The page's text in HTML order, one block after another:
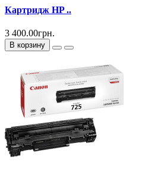
Картридж HP ..
3 400.00грн.
В корзину